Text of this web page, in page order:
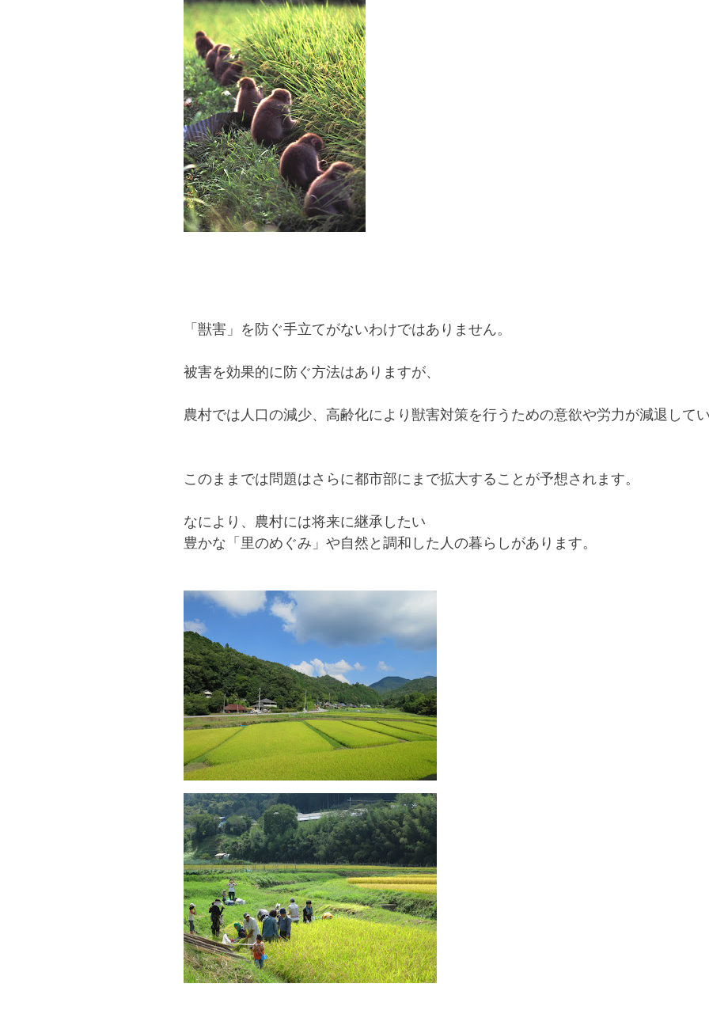
「獣害」を防ぐ手立てがないわけではありません。
被害を効果的に防ぐ方法はありますが、
農村では人口の減少、高齢化により獣害対策を行うための意欲や労力が減退して
このままでは問題はさらに都市部にまで拡大することが予想されます。
なにより、農村には将来に継承したい
豊かな「里のめぐみ」や自然と調和した人の暮らしがあります。